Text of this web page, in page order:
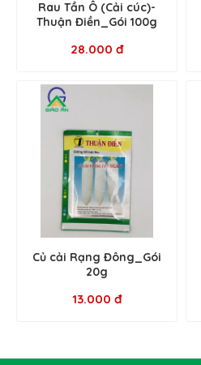
Rau Tần Ô (Cải cúc)-
Thuận Điền_Gói 100g
28.000 đ
Củ cải Rạng Đông_Gói
20g
13.000 đ